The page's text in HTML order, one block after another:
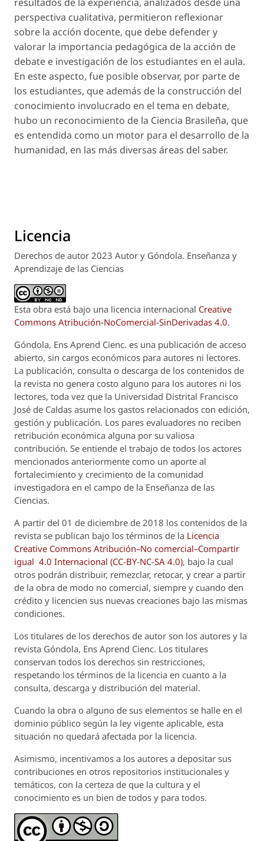
perspectiva cualitativa, permitieron reflexionar
sobre la acción docente, que debe defender y
valorar la importancia pedagógica de la acción de
debate e investigación de los estudiantes en el aula.
En este aspecto, fue posible observar, por parte de
los estudiantes, que además de la construcción del
conocimiento involucrado en el tema en debate,
hubo un reconocimiento de la Ciencia Brasileña, que
es entendida como un motor para el desarrollo de la
humanidad, en las más diversas áreas del saber.
Licencia
Derechos de autor 2023 Autor y Góndola. Enseñanza y
Aprendizaje de las Ciencias
Esta obra está bajo una licencia internacional Creative
Commons Atribución-NoComercial-SinDerivadas 4.0.
Góndola, Ens Aprend Cienc. es una publicación de acceso
abierto, sin cargos económicos para autores ni lectores.
La publicación, consulta o descarga de los contenidos de
la revista no genera costo alguno para los autores ni los
lectores, toda vez que la Universidad Distrital Francisco
José de Caldas asume los gastos relacionados con edición,
gestión y publicación. Los pares evaluadores no reciben
retribución económica alguna por su valiosa
contribución. Se entiende el trabajo de todos los actores
mencionados anteriormente como un aporte al
fortalecimiento y crecimiento de la comunidad
investigadora en el campo de la Enseñanza de las
Ciencias.
A partir del 01 de diciembre de 2018 los contenidos de la
revista se publican bajo los términos de la Licencia
Creative Commons Atribución–No comercial–Compartir
igual 4.0 Internacional (CC-BY-NC-SA 4.0), bajo la cual
otros podrán distribuir, remezclar, retocar, y crear a partir
de la obra de modo no comercial, siempre y cuando den
crédito y licencien sus nuevas creaciones bajo las mismas
condiciones.
Los titulares de los derechos de autor son los autores y la
revista Góndola, Ens Aprend Cienc. Los titulares
conservan todos los derechos sin restricciones,
respetando los términos de la licencia en cuanto a la
consulta, descarga y distribución del material.
Cuando la obra o alguno de sus elementos se halle en el
dominio público según la ley vigente aplicable, esta
situación no quedará afectada por la licencia.
Asimismo, incentivamos a los autores a depositar sus
contribuciones en otros repositorios institucionales y
temáticos, con la certeza de que la cultura y el
conocimiento es un bien de todos y para todos.